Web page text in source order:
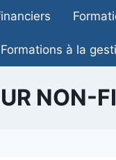
Formations à la
NON-